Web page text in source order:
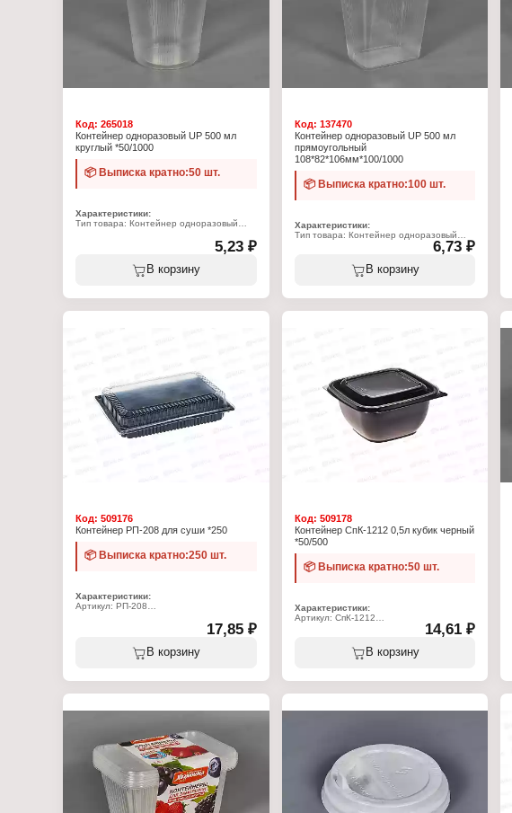
Код: 265018
Контейнер одноразовый UP 500 мл
круглый *50/1000
📦 Выписка кратно:50 шт.
Характеристики:
Тип товара: Контейнер одноразовый
Цвет: прозрачный
Материал: полипропилен
5,23 ₽
В корзину
Код: 137470
Контейнер одноразовый UP 500 мл
прямоугольный
108*82*106мм*100/1000
📦 Выписка кратно:100 шт.
Характеристики:
Тип товара: Контейнер одноразовый
Размер: 108х82х106 мм
Комплектация: с крышкой
6,73 ₽
В корзину
Код: 509176
Контейнер РП-208 для суши *250
📦 Выписка кратно:250 шт.
Характеристики:
Артикул: РП-208
Комплектация: с крышкой
Цвет: прозрачный, черный
17,85 ₽
В корзину
Код: 509178
Контейнер СпК-1212 0,5л кубик черный
*50/500
📦 Выписка кратно:50 шт.
Характеристики:
Артикул: СпК-1212
Тип товара: Контейнер одноразовый
Объем: 500 мл
Комплектация: с крышкой
14,61 ₽
В корзину